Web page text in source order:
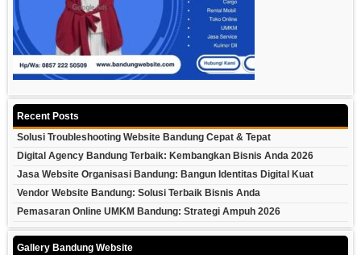
Recent Posts
Solusi Troubleshooting Website Bandung Cepat & Tepat
Digital Agency Bandung Terbaik: Kembangkan Bisnis Anda 2026
Jasa Website Organisasi Bandung: Bangun Identitas Digital Kuat
Vendor Website Bandung: Solusi Terbaik Bisnis Anda
Pemasaran Online UMKM Bandung: Strategi Ampuh 2026
Gallery Bandung Website